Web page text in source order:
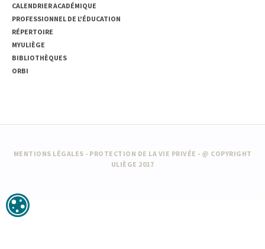
CALENDRIER ACADÉMIQUE
PROFESSIONNEL DE L'ÉDUCATION
RÉPERTOIRE
MYULIÈGE
BIBLIOTHÈQUES
ORBI
MENTIONS LÉGALES - PROTECTION DE LA VIE PRIVÉE - @ COPYRIGHT
ULIÈGE 2017